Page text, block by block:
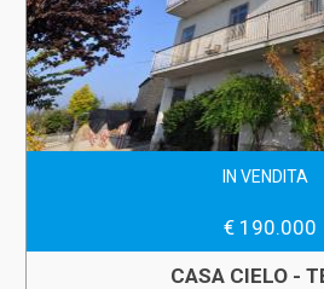
IN VENDITA
€ 190.000
CASA CIELO -